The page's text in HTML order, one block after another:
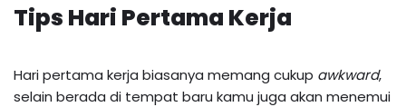
Tips Hari Pertama Kerja
Hari pertama kerja biasanya memang cukup awkward,
selain berada di tempat baru kamu juga akan menemui